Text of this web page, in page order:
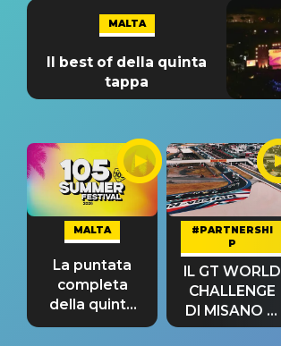
MALTA
Il best of della quinta
tappa
MALTA
La puntata
completa
della quinta
tappa
#PARTNERSHI
P
IL GT WORLD
CHALLENGE
DI MISANO si
riconferma